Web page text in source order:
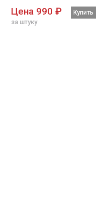
Цена 990 ₽
за штуку
Купить